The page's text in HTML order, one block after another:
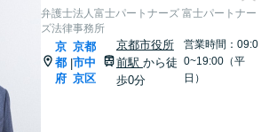
弁護士法人富士パートナーズ 富士パートナー
ズ法律事務所
京
都
府
|
京都
市中
京区
京都市役所
前駅 から徒
歩0分
営業時間：09:0
0~19:00（平
日）